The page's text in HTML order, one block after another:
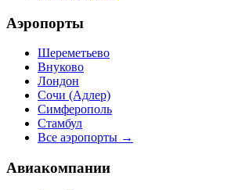
Аэропорты
Шереметьево
Внуково
Лондон
Сочи (Адлер)
Симферополь
Стамбул
Все аэропорты →
Авиакомпании